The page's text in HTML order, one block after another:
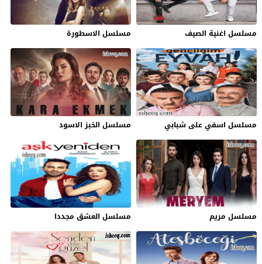
مسلسل اغنية الصيف مسلسل الاسطورة
مسلسل اسفي على شبابي مسلسل الخبز الاسود
مسلسل مريم مسلسل العشق مجددا